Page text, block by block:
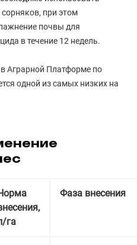
при этом
почвы для
в течение 12 недель.
Аграрной Платформе по
одной из самых низких на
га
Фаза внесения